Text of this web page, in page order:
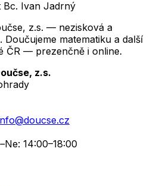
Bc. Ivan Jadrný
z.s. — nezisková a
matematiku a další
ČR — prezenčně i online.
z.s.
14:00–18:00